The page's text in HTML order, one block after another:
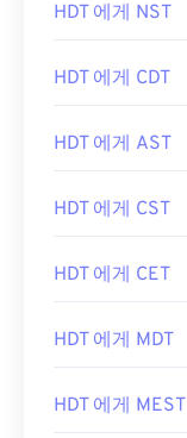
HDT 에게 NST
HDT 에게 CDT
HDT 에게 AST
HDT 에게 CST
HDT 에게 CET
HDT 에게 MDT
HDT 에게 MEST